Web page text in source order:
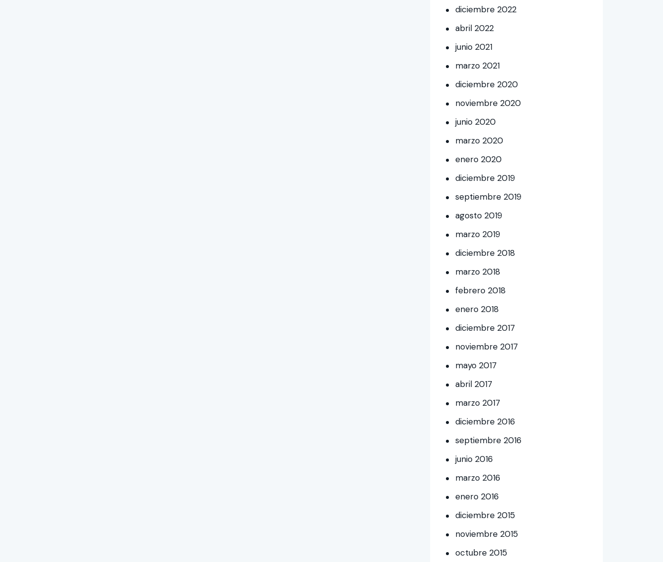
diciembre 2022
abril 2022
junio 2021
marzo 2021
diciembre 2020
noviembre 2020
junio 2020
marzo 2020
enero 2020
diciembre 2019
septiembre 2019
agosto 2019
marzo 2019
diciembre 2018
marzo 2018
febrero 2018
enero 2018
diciembre 2017
noviembre 2017
mayo 2017
abril 2017
marzo 2017
diciembre 2016
septiembre 2016
junio 2016
marzo 2016
enero 2016
diciembre 2015
noviembre 2015
octubre 2015